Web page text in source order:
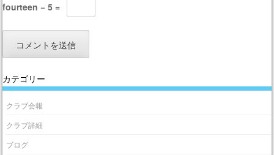
fourteen − 5 =
カテゴリー
クラブ会報
クラブ詳細
ブログ